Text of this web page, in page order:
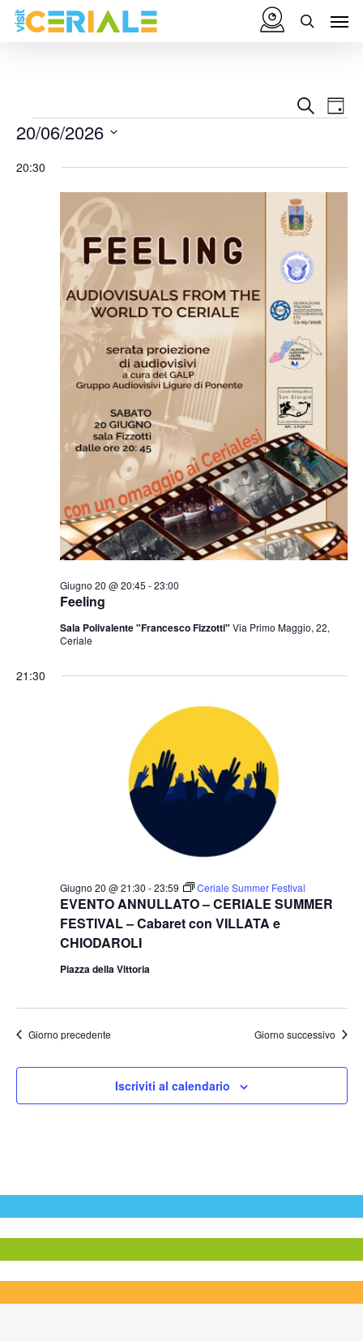
Vai
Eventi
20/06/2026
20:30
Feeling
Giugno 20 @ 20:45 -23:00
Sala Polivalente "Francesco Fizzotti" Via Primo Maggio, 22,
Ceriale
21:30
EVENTO ANNULLATO – CERIALE SUMMER
FESTIVAL – Cabaret con VILLATA e
CHIODAROLI
Giugno 20 @ 21:30 -23:59 Ceriale Summer Festival
Piazza della Vittoria
Giorno precedente Giorno successivo
Iscriviti al calendario